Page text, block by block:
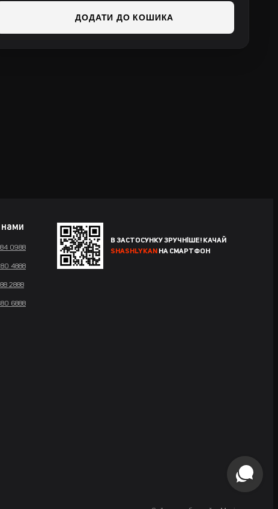
ДОДАТИ ДО КОШИКА
нами
0988
4888
2888
6888
В ЗАСТОСУНКУ ЗРУЧНІШЕ! КАЧАЙ
SHASHLYKAN НА СМАРТФОН